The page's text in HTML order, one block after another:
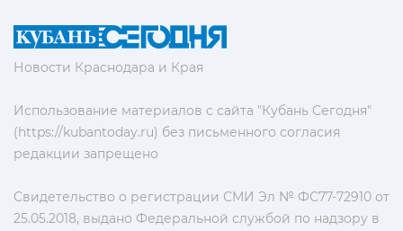
Новости Краснодара и Края
Использование материалов с сайта "Кубань Сегодня"
(https://kubantoday.ru) без письменного согласия
редакции запрещено
Свидетельство о регистрации СМИ Эл № ФС77-72910 от
25.05.2018, выдано Федеральной службой по надзору в